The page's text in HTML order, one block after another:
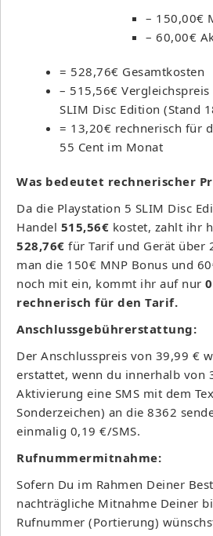
– 150,00€
– 60,00€
= 528,76€ Gesamtkosten
– 515,56€
SLIM Disc Edition (Stand
= 13,20€ rechnerisch für
55 Cent im Monat
Was bedeutet rechnerischer
Da die Playstation 5 SLIM Disc
Handel 515,56€ kostet, zahlt ihr
528,76€ für Tarif und Gerät über
man die 150€ MNP Bonus und
noch mit ein, kommt ihr auf nur
rechnerisch für den Tarif.
Anschlussgebührerstattung:
Der Anschlusspreis von 39,99 €
erstattet, wenn du innerhalb von
Aktivierung eine SMS mit dem
Sonderzeichen) an die 8362
einmalig 0,19 €/SMS.
Rufnummermitnahme:
Sofern Du im Rahmen Deiner
nachträgliche Mitnahme Deiner
Rufnummer (Portierung)